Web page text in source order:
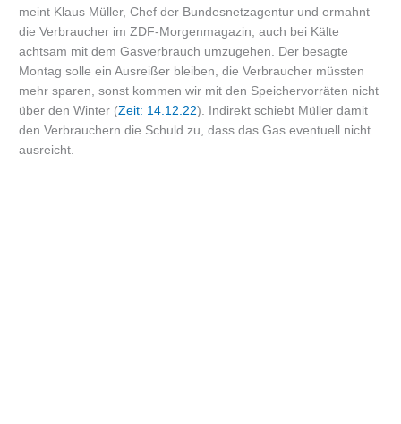
meint Klaus Müller, Chef der Bundesnetzagentur und ermahnt
die Verbraucher im ZDF-Morgenmagazin, auch bei Kälte
achtsam mit dem Gasverbrauch umzugehen. Der besagte
Montag solle ein Ausreißer bleiben, die Verbraucher müssten
mehr sparen, sonst kommen wir mit den Speichervorräten nicht
über den Winter (Zeit: 14.12.22). Indirekt schiebt Müller damit
den Verbrauchern die Schuld zu, dass das Gas eventuell nicht
ausreicht.